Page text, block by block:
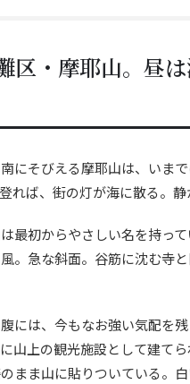
区・摩耶山。昼
にそびえる摩耶山は、いま
れば、街の灯が海に散る。
最初からやさしい名を持っ
。急な斜面。谷筋に沈む寺
には、今もなお強い気配を
山上の観光施設として建て
まま山に貼りついている。